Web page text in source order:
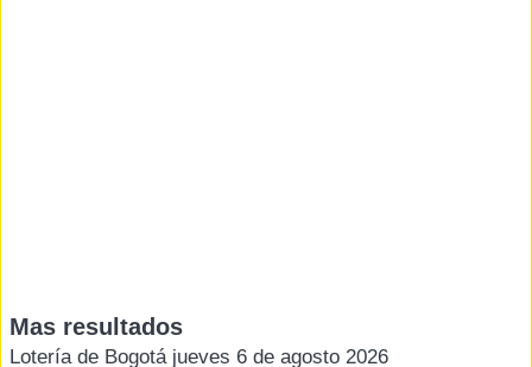
Mas resultados
Lotería de Bogotá jueves 6 de agosto 2026